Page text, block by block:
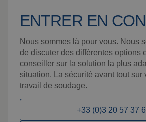
ENTRER EN
Nous sommes là pour vous. Nous
de discuter des différentes options
conseiller sur la solution la plus
situation. La sécurité avant tout sur
travail de soudage.
+33 (0)3 20 57 37